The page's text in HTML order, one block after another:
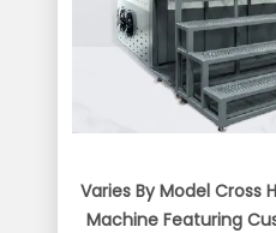
Varies By Model Cross
Machine Featuring